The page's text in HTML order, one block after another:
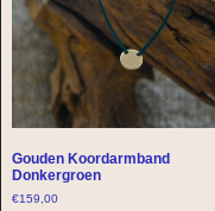
Gouden Koordarmband
Donkergroen
€159,00